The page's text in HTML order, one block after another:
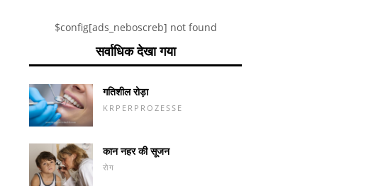
$config[ads_neboscreb] not found
सर्वाधिक देखा गया
गतिशील रोड़ा
KRPERPROZESSE
कान नहर की सूजन
रोग